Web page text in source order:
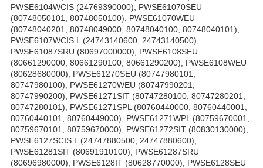
PWSE6104WCIS (24769390000), PWSE61070SEU
(80748050101, 80748050100), PWSE61070WEU
(80748040201, 80748049000, 80748040100, 80748040101),
PWSE6107WCIS.L (24743140600, 24743140500),
PWSE61087SRU (80697000000), PWSE6108SEU
(80661290000, 80661290100, 80661290200), PWSE6108WEU
(80628680000), PWSE61270SEU (80747980101,
80747980100), PWSE61270WEU (80747990201,
80747990200), PWSE61271SIT (80747280100, 80747280201,
80747280101), PWSE61271SPL (80760440000, 80760440001,
80760440101, 80760449000), PWSE61271WPL (80759670001,
80759670101, 80759670000), PWSE61272SIT (80830130000),
PWSE6127SCIS.L (24747880500, 24747880600),
PWSE61281SIT (80691910100), PWSE61287SRU
(80696980000), PWSE6128IT (80628770000), PWSE6128SEU